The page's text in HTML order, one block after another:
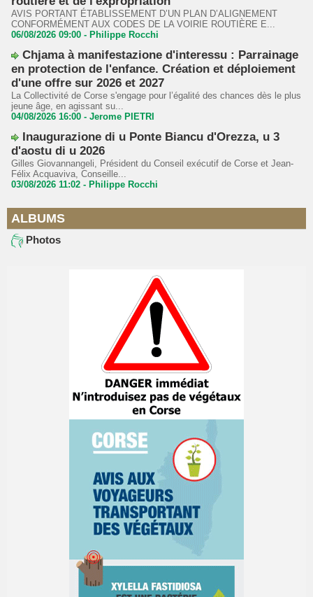
AVIS PORTANT ÉTABLISSEMENT D’UN PLAN D’ALIGNEMENT
CONFORMÉMENT AUX CODES DE LA VOIRIE ROUTIÈRE E...
06/08/2026 09:00 - Philippe Rocchi
Chjama à manifestazione d'interessu : Parrainage
en protection de l'enfance. Création et déploiement
d'une offre sur 2026 et 2027
La Collectivité de Corse s'engage pour l’égalité des chances dès le plus
jeune âge, en agissant su...
04/08/2026 16:00 - Jerome PIETRI
Inaugurazione di u Ponte Biancu d'Orezza, u 3
d'aostu di u 2026
Gilles Giovannangeli, Président du Conseil exécutif de Corse et Jean-
Félix Acquaviva, Conseille...
03/08/2026 11:02 - Philippe Rocchi
ALBUMS
Photos